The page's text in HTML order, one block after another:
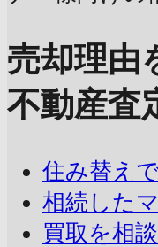
売却理由
不動産査
住み替え
相続した
買取を相